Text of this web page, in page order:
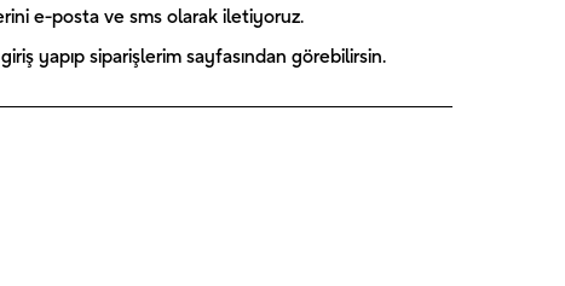
e-posta ve sms olarak iletiyoruz.
yapıp siparişlerim sayfasından görebilirsin.